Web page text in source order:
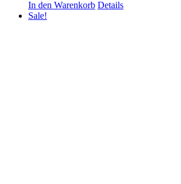
In den Warenkorb Details
Sale!